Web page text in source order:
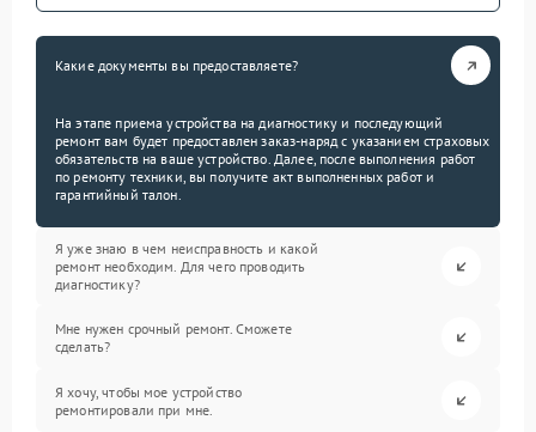
Какие документы вы предоставляете?
На этапе приема устройства на диагностику и последующий
ремонт вам будет предоставлен заказ-наряд с указанием страховых
обязательств на ваше устройство. Далее, после выполнения работ
по ремонту техники, вы получите акт выполненных работ и
гарантийный талон.
Я уже знаю в чем неисправность и какой
ремонт необходим. Для чего проводить
диагностику?
Мне нужен срочный ремонт. Сможете
сделать?
Я хочу, чтобы мое устройство
ремонтировали при мне.